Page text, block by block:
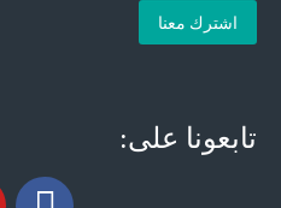
تابعونا على: